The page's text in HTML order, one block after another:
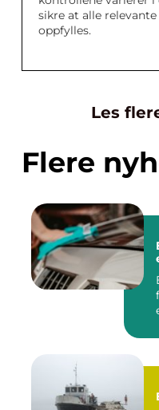
sikre at alle
oppfylles.
Les
Flere